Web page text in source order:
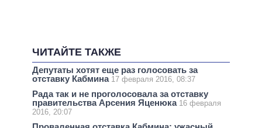
ЧИТАЙТЕ ТАКЖЕ
Депутаты хотят еще раз голосовать за
отставку Кабмина 17 февраля 2016, 08:37
Рада так и не проголосовала за отставку
правительства Арсения Яценюка 16 февраля
2016, 20:07